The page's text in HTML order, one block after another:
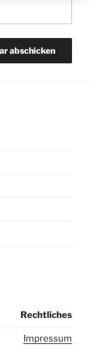
Rechtliches
Impressum